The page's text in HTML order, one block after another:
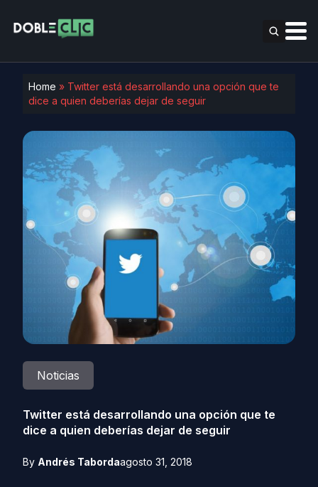
Home » Twitter está desarrollando una opción que te
dice a quien deberías dejar de seguir
Noticias
Twitter está desarrollando una opción que te
dice a quien deberías dejar de seguir
By Andrés Tabordaagosto 31, 2018